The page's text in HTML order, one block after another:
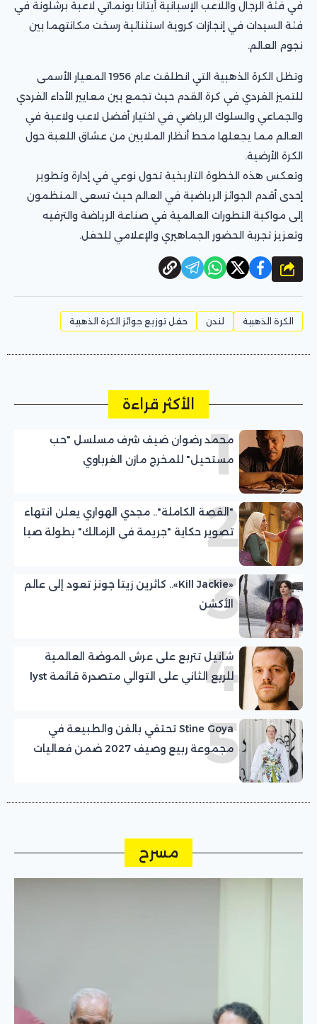
في فئة الرجال واللاعب الإسبانية أيتانا بونماتي لاعبة برشلونة في
فئة السيدات في إنجازات كروية استثنائية رسخت مكانتهما بين
نجوم العالم.
وتظل الكرة الذهبية التي انطلقت عام 1956 المعيار الأسمى
للتميز الفردي في كرة القدم حيث تجمع بين معايير الأداء الفردي
والجماعي والسلوك الرياضي في اختيار أفضل لاعب ولاعبة في
العالم مما يجعلها محط أنظار الملايين من عشاق اللعبة حول
الكرة الأرضية.
وتعكس هذه الخطوة التاريخية تحول نوعي في إدارة وتطوير
إحدى أقدم الجوائز الرياضية في العالم حيث تسعى المنظمون
إلى مواكبة التطورات العالمية في صناعة الرياضة والترفيه
وتعزيز تجربة الحضور الجماهيري والإعلامي للحفل.
شارك
الكرة الذهبية لندن حفل توزيع جوائز الكرة الذهبية
الأكثر قراءة
1
محمد رضوان ضيف شرف مسلسل "حب
مستحيل" للمخرج مازن الغرباوي
2
"القصة الكاملة".. مجدي الهواري يعلن انتهاء
تصوير حكاية "جريمة في الزمالك" بطولة صبا
3
«Kill Jackie».. كاثرين زيتا جونز تعود إلى عالم
الأكشن
4
شانيل تتربع على عرش الموضة العالمية
للربع الثاني على التوالي متصدرة قائمة lyst
5
Stine Goya تحتفي بالفن والطبيعة في
مجموعة ربيع وصيف 2027 ضمن فعاليات
مسرح